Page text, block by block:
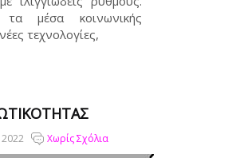
μέσα κοινωνικής
τεχνολογίες,
Χωρίς Σχόλια